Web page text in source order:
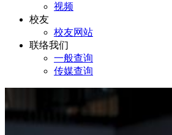
视频
校友
校友网站
联络我们
一般查询
传媒查询